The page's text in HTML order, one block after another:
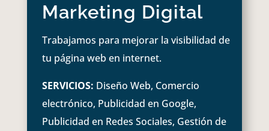
Marketing Digital
Trabajamos para mejorar la visibilidad de
tu página web en internet.
SERVICIOS: Diseño Web, Comercio
electrónico, Publicidad en Google,
Publicidad en Redes Sociales, Gestión de